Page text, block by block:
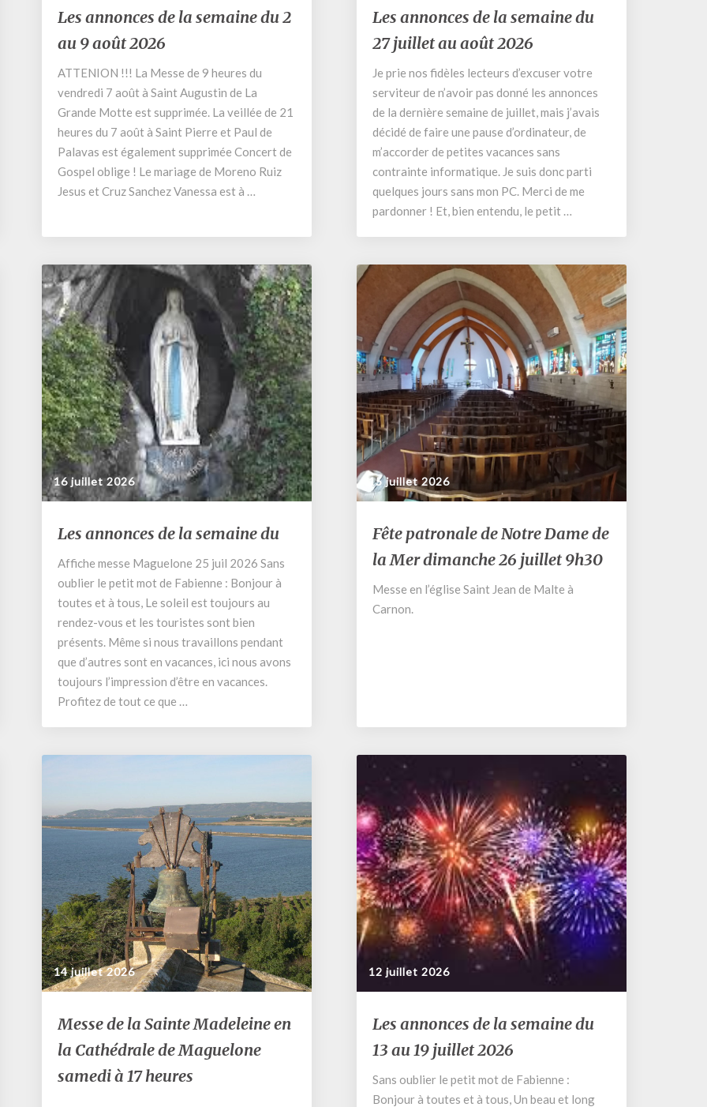
Les
annonces
de
semaine
du
2
au
9
août
2026
Les annonces de la semaine du 2
au 9 août 2026
ATTENION !!! La Messe de 9 heures du
vendredi 7 août à Saint Augustin de La
Grande Motte est supprimée. La veillée de 21
heures du 7 août à Saint Pierre et Paul de
Palavas est également supprimée Concert de
Gospel oblige ! Le mariage de Moreno Ruiz
Jesus et Cruz Sanchez Vanessa est à …
Les
annonces
de
semaine
du
27
juillet
au
août
Les annonces de la semaine du
27 juillet au août 2026
Je prie nos fidèles lecteurs d’excuser votre
serviteur de n’avoir pas donné les annonces
de la dernière semaine de juillet, mais j’avais
décidé de faire une pause d’ordinateur, de
m’accorder de petites vacances sans
contrainte informatique. Je suis donc parti
quelques jours sans mon PC. Merci de me
pardonner ! Et, bien entendu, le petit …
16 juillet 2026
Les
annonces
de
du
Les annonces de la semaine du
Affiche messe Maguelone 25 juil 2026 Sans
oublier le petit mot de Fabienne : Bonjour à
toutes et à tous, Le soleil est toujours au
rendez-vous et les touristes sont bien
présents. Même si nous travaillons pendant
que d’autres sont en vacances, ici nous avons
toujours l’impression d’être en vacances.
Profitez de tout ce que …
15 juillet 2026
Fête
patronale
de
Dame
de
Fête patronale de Notre Dame de
la Mer dimanche 26 juillet 9h30
Messe en l’église Saint Jean de Malte à
Carnon.
14 juillet 2026
Messe
de
la
Madeleine
Messe de la Sainte Madeleine en
la Cathédrale de Maguelone
samedi à 17 heures
12 juillet 2026
Les
annonces
de
semaine
du
Les annonces de la semaine du
13 au 19 juillet 2026
Sans oublier le petit mot de Fabienne :
Bonjour à toutes et à tous, Un beau et long